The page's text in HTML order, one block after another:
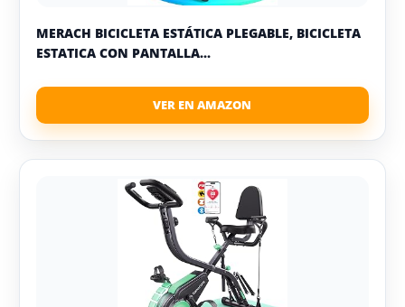
MERACH BICICLETA ESTÁTICA PLEGABLE, BICICLETA
ESTATICA CON PANTALLA...